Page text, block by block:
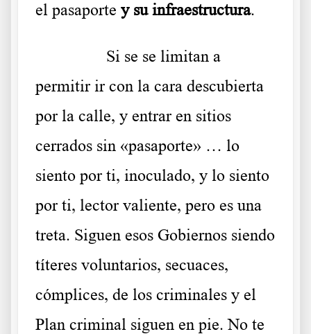
el pasaporte y su infraestructura.
Si se se limitan a
permitir ir con la cara descubierta
por la calle, y entrar en sitios
cerrados sin «pasaporte» … lo
siento por ti, inoculado, y lo siento
por ti, lector valiente, pero es una
treta. Siguen esos Gobiernos siendo
títeres voluntarios, secuaces,
cómplices, de los criminales y el
Plan criminal siguen en pie. No te